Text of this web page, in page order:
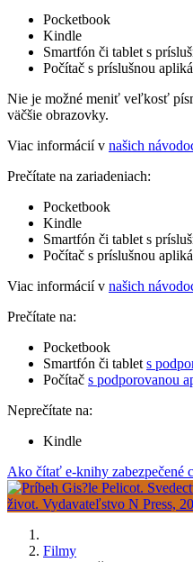
Pocketbook
Kindle
Smartfón či tablet s
Počítač s príslušnou
Nie je možné meniť veľkosť
väčšie obrazovky.
Viac informácií v našich
Prečítate na zariadeniach:
Pocketbook
Kindle
Smartfón či tablet s
Počítač s príslušnou
Viac informácií v našich
Prečítate na:
Pocketbook
Smartfón či tablet s
Počítač s podporovanou
Neprečítate na:
Kindle
Ako čítať e-knihy zabezpečené
Filmy